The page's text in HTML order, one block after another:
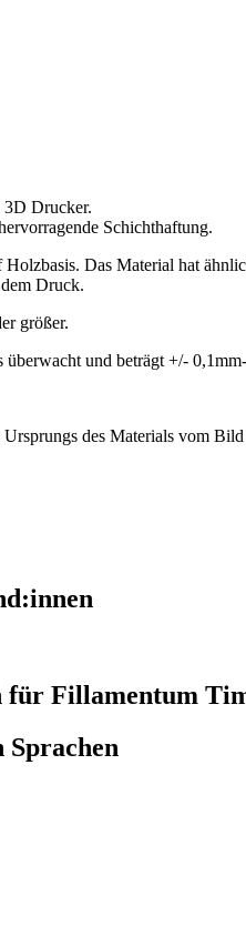
Drucker.
Schichthaftung.
Das Material hat
Druck.
größer.
überwacht und beträgt +/- 0,1mm-
des Materials vom
für Fillamentum
Sprachen